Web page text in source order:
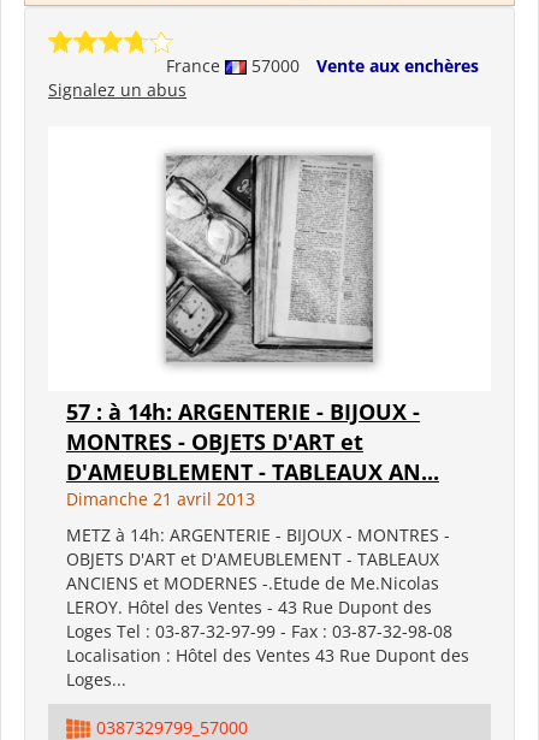
France 57000
Vente aux enchères
Signalez un abus
57 : à 14h: ARGENTERIE - BIJOUX -
MONTRES - OBJETS D'ART et
D'AMEUBLEMENT - TABLEAUX AN...
Dimanche 21 avril 2013
METZ à 14h: ARGENTERIE - BIJOUX - MONTRES -
OBJETS D'ART et D'AMEUBLEMENT - TABLEAUX
ANCIENS et MODERNES -.Etude de Me.Nicolas
LEROY. Hôtel des Ventes - 43 Rue Dupont des
Loges Tel : 03-87-32-97-99 - Fax : 03-87-32-98-08
Localisation : Hôtel des Ventes 43 Rue Dupont des
Loges...
0387329799_57000